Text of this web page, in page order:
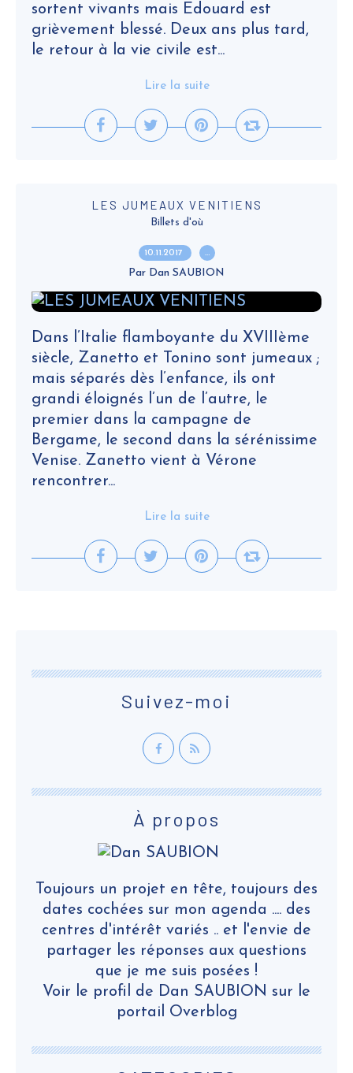
sortent vivants mais Edouard est
grièvement blessé. Deux ans plus tard,
le retour à la vie civile est...
Lire la suite
LES JUMEAUX VENITIENS
Billets d'où
10.11.2017 …
Par Dan SAUBION
Dans l’Italie flamboyante du XVIIIème
siècle, Zanetto et Tonino sont jumeaux ;
mais séparés dès l’enfance, ils ont
grandi éloignés l’un de l’autre, le
premier dans la campagne de
Bergame, le second dans la sérénissime
Venise. Zanetto vient à Vérone
rencontrer...
Lire la suite
Suivez-moi
À propos
Toujours un projet en tête, toujours des
dates cochées sur mon agenda .... des
centres d'intérêt variés .. et l'envie de
partager les réponses aux questions
que je me suis posées !
Voir le profil de Dan SAUBION sur le
portail Overblog